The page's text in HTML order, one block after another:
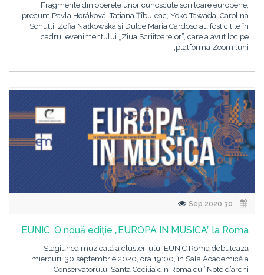
Fragmente din operele unor cunoscute scriitoare europene,
precum Pavla Horáková, Tatiana Țîbuleac, Yoko Tawada, Carolina
Schutti, Zofia Nałkowska și Dulce Maria Cardoso au fost citite în
cadrul evenimentului „Ziua Scriitoarelor”, care a avut loc pe
platforma Zoom luni,
EUNIC. O nouă ediție „EUROPA IN MUSICA” la Roma
Stagiunea muzicală a cluster-ului EUNIC Roma debutează
miercuri, 30 septembrie 2020, ora 19:00, în Sala Academică a
Conservatorului Santa Cecilia din Roma cu “Note d’archi